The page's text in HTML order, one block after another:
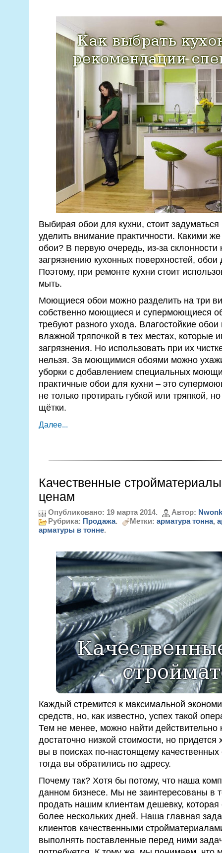
Выбирая обои для кухни, стоит задуматься
уделить внимание практичности. Какими
обои? В первую очередь, из-за
загрязнению кухонных поверхностей,
Поэтому, при ремонте кухни стоит
мыть.
Моющиеся обои можно разделить на три
собственно моющиеся и супермоющиеся
требуют разного ухода. Влагостойкие
влажной тряпочкой в тех местах, которые
загрязнения. Но использовать при их
нельзя. За моющимися обоями можно
уборки с добавлением специальных
практичные обои для кухни – это
не только протирать губкой или тряпкой,
щётки.
Далее...
Качественные
ценам
Опубликовано: 19 марта 2014. Автор:
Рубрика: Продажа. Метки: арматура тонна,
арматуры в тонне.
Каждый стремится к максимальной
средств, но, как известно, успех такой
Тем не менее, можно найти действительно
достаточно низкой стоимости, но
вы в поисках по-настоящему
тогда вы обратились по адресу.
Почему так? Хотя бы потому, что наша
данном бизнесе. Мы не заинтересованы в
продать нашим клиентам дешевку,
более нескольких дней. Наша главная
клиентов качественными
выполнять поставленные перед ними